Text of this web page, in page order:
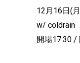
12月16日(
w/ coldrain
開場17:30 /